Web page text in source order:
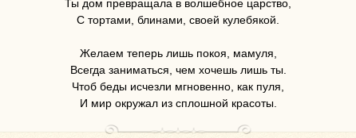
Ты дом превращала в волшебное царство,
С тортами, блинами, своей кулебякой.
Желаем теперь лишь покоя, мамуля,
Всегда заниматься, чем хочешь лишь ты.
Чтоб беды исчезли мгновенно, как пуля,
И мир окружал из сплошной красоты.